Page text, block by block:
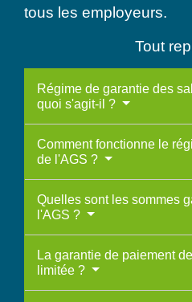
tous les employeurs.
Tout
Régime de garantie des
quoi s'agit-il ?
Comment fonctionne le
de l'AGS ?
Quelles sont les sommes
l'AGS ?
La garantie de paiement
limitée ?